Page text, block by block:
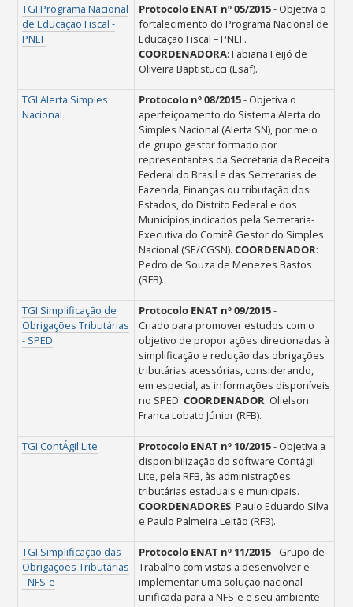
TGI Programa Nacional
de Educação Fiscal -
PNEF
Protocolo ENAT nº 05/2015- Objetiva o
fortalecimento do Programa Nacional de
Educação Fiscal – PNEF.
COORDENADORA: Fabiana Feijó de
Oliveira Baptistucci (Esaf).
TGI Alerta Simples
Nacional
Protocolo nº 08/2015- Objetiva o
aperfeiçoamento do Sistema Alerta do
Simples Nacional (Alerta SN), por meio
de grupo gestor formado por
representantes da Secretaria da Receita
Federal do Brasil e das Secretarias de
Fazenda, Finanças ou tributação dos
Estados, do Distrito Federal e dos
Municípios,indicados pela Secretaria-
Executiva do Comitê Gestor do Simples
Nacional (SE/CGSN).COORDENADOR:
Pedro de Souza de Menezes Bastos
(RFB).
TGI Simplificação de
Obrigações Tributárias
- SPED
Protocolo ENAT nº 09/2015-
Criadopara promover estudos com o
objetivo de propor ações direcionadas à
simplificação e redução das obrigações
tributárias acessórias, considerando,
em especial, as informações disponíveis
no SPED.COORDENADOR: Olielson
Franca Lobato Júnior (RFB).
TGI ContÁgil Lite Protocolo ENAT nº 10/2015- Objetiva a
disponibilização do software Contágil
Lite, pela RFB, às administrações
tributárias estaduais e municipais.
COORDENADORES: Paulo Eduardo Silva
e Paulo Palmeira Leitão (RFB).
TGI Simplificação das
Obrigações Tributárias
- NFS-e
Protocolo ENAT nº 11/2015- Grupo de
Trabalho com vistas a desenvolver e
implementar uma solução nacional
unificada para a NFS-e e seu ambiente